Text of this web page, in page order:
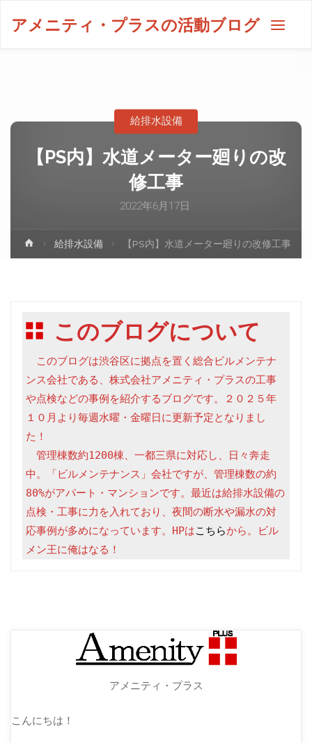
アメニティ・プラスの活動ブログ
【PS内】水道メーター廻りの改
修工事
2022年6月17日
給排水設備
給排水設備 【PS内】水道メーター廻りの改修工事
このブログについて
このブログは渋谷区に拠点を置く総合ビルメンテナ
ンス会社である、株式会社アメニティ・プラスの工事
や点検などの事例を紹介するブログです。２０２５年
１０月より毎週水曜・金曜日に更新予定となりまし
た！
管理棟数約1200棟、一都三県に対応し、日々奔走
中。「ビルメンテナンス」会社ですが、管理棟数の約
80%がアパート・マンションです。最近は給排水設備の
点検・工事に力を入れており、夜間の断水や漏水の対
応事例が多めになっています。HPはこちらから。ビル
メン王に俺はなる！
アメニティ・プラス
こんにちは！